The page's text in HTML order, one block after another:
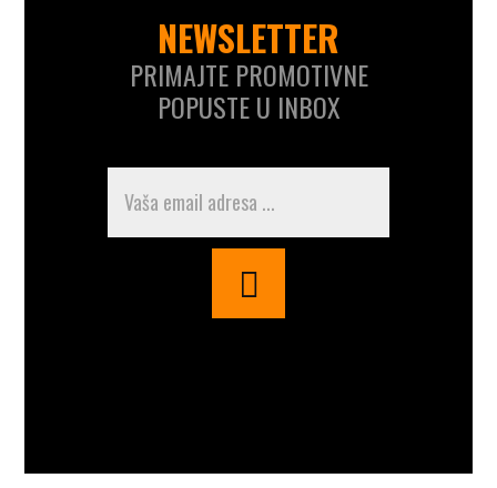
NEWSLETTER
PRIMAJTE PROMOTIVNE
POPUSTE U INBOX